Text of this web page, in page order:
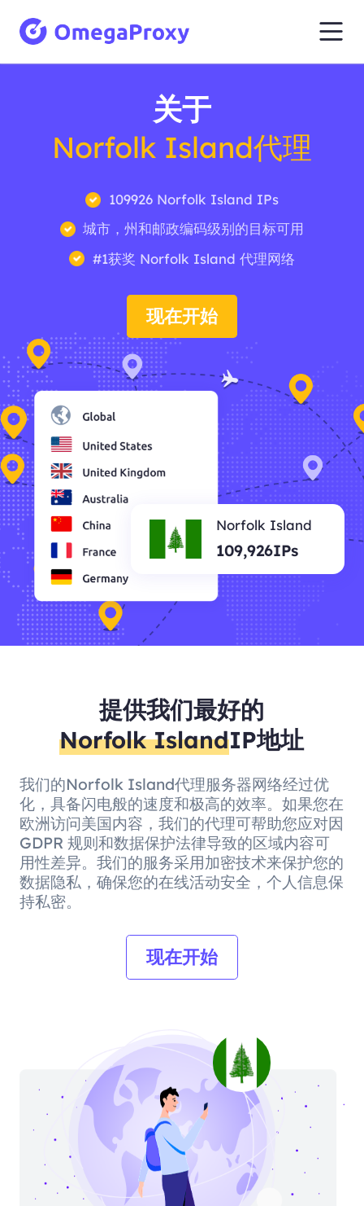
关于
Norfolk Island代理
109926 Norfolk Island IPs
城市，州和邮政编码级别的目标可用
#1获奖 Norfolk Island 代理网络
现在开始
Norfolk Island
109,926IPs
提供我们最好的
Norfolk IslandIP地址
我们的Norfolk Island代理服务器网络经过优
化，具备闪电般的速度和极高的效率。如果您在
欧洲访问美国内容，我们的代理可帮助您应对因
GDPR 规则和数据保护法律导致的区域内容可
用性差异。我们的服务采用加密技术来保护您的
数据隐私，确保您的在线活动安全，个人信息保
持私密。
现在开始